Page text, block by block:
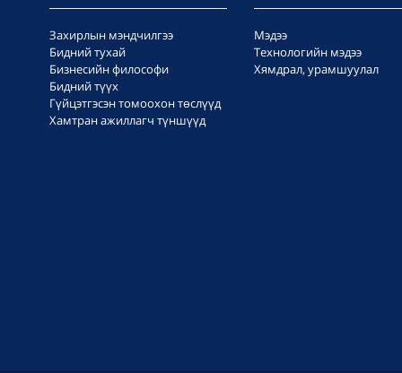
Захирлын мэндчилгээ
Бидний тухай
Бизнесийн философи
Бидний түүх
Гүйцэтгэсэн томоохон төслүүд
Хамтран ажиллагч түншүүд
Мэдээ
Технологийн мэдээ
Хямдрал, урамшуулал